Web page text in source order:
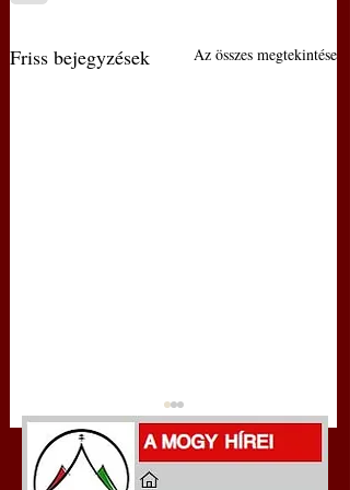
Friss bejegyzések Az összes megtekintése